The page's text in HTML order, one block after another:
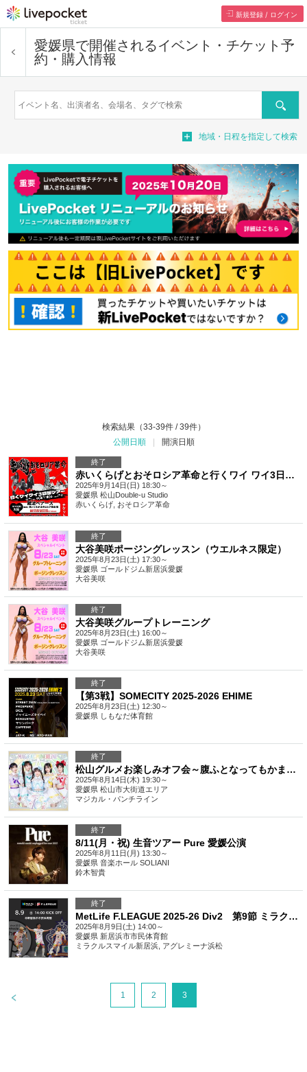
新規登録 / ログイン
愛媛県で開催されるイベント・チケット予
約・購入情報
検索
地域・日程を指定して検索
検索結果（33-39件 / 39件）
公開日順
開演日順
終了
赤いくらげとおそロシア革命と行くワイ ワイ3日間ツアー【愛媛編】☆*:.｡. o(≧▽≦)o .｡.:*☆
2025年9月14日(日) 18:30～
愛媛県 松山Double-u Studio
赤いくらげ, おそロシア革命
終了
大谷美咲ポージングレッスン（ウエルネス限定）
2025年8月23日(土) 17:30～
愛媛県 ゴールドジム新居浜愛媛
大谷美咲
終了
大谷美咲グループトレーニング
2025年8月23日(土) 16:00～
愛媛県 ゴールドジム新居浜愛媛
大谷美咲
終了
【第3戦】SOMECITY 2025-2026 EHIME
2025年8月23日(土) 12:30～
愛媛県 しもなだ体育館
終了
松山グルメお楽しみオフ会～腹ふとなってもかまんよ♡～
2025年8月14日(木) 19:30～
愛媛県 松山市大街道エリア
マジカル・パンチライン
終了
8/11(月・祝) 生音ツアー Pure 愛媛公演
2025年8月11日(月) 13:30～
愛媛県 音楽ホール SOLIANI
鈴木智貴
終了
MetLife F.LEAGUE 2025-26 Div2 第9節 ミラクルスマイル新居浜 VS アグレミーナ浜松
2025年8月9日(土) 14:00～
愛媛県 新居浜市市民体育館
ミラクルスマイル新居浜, アグレミーナ浜松
1 2 3